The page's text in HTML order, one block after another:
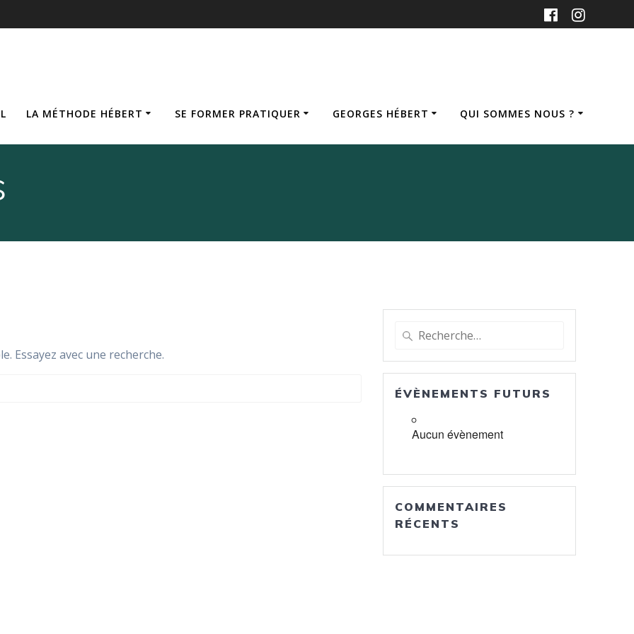
LA MÉTHODE HÉBERT SE FORMER PRATIQUER GEORGES HÉBERT QUI SOMMES NOUS ?
Essayez avec une recherche.
Recherche
pour
:
ÉVÈNEMENTS FUTURS
Aucun évènement
COMMENTAIRES
RÉCENTS